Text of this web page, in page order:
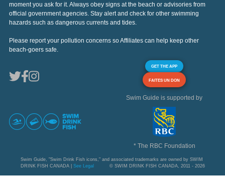
moment you ask for it. Always obey signs at the beach or advisories from
official government agencies. Stay alert and check for other swimming
hazards such as dangerous currents and tides.
Please report your pollution concerns so Affiliates can help keep other
beach-goers safe.
GET THE APP
FAITES UN DON
Swim Guide is supported by
* The RBC Foundation
Swim Guide, "Swim Drink Fish icons," and associated trademarks are owned by SWIM
DRINK FISH CANADA | See Legal © SWIM DRINK FISH CANADA, 2011 - 2026